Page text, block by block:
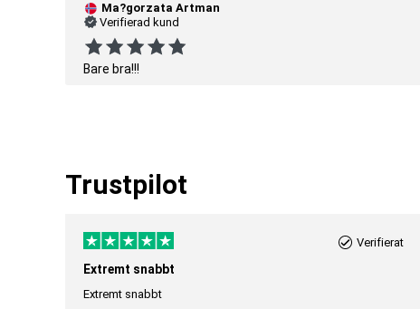
Ma?gorzata Artman
Verifierad kund
Bare bra!!!
Trustpilot
Verifierat
Extremt snabbt
Extremt snabbt